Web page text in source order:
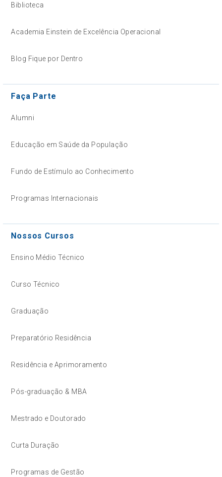
Biblioteca
Academia Einstein de Excelência Operacional
Blog Fique por Dentro
Faça Parte
Alumni
Educação em Saúde da População
Fundo de Estímulo ao Conhecimento
Programas Internacionais
Nossos Cursos
Ensino Médio Técnico
Curso Técnico
Graduação
Preparatório Residência
Residência e Aprimoramento
Pós-graduação & MBA
Mestrado e Doutorado
Curta Duração
Programas de Gestão